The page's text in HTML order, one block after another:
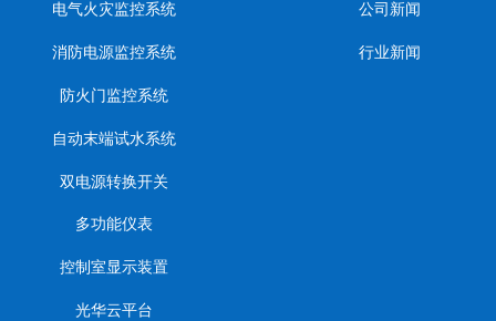
电气火灾监控系统
消防电源监控系统
防火门监控系统
自动末端试水系统
双电源转换开关
多功能仪表
控制室显示装置
光华云平台
公司新闻
行业新闻